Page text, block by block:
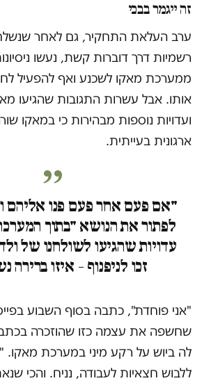
זה ייגמר בבכי
ערב העלאת התחקיר, גם לאחר
רשמיות דרך דוברות קשת, נעשו
ממערכת מאקו לשכנע ואף להפעיל
אותו. אבל עשרות התגובות שהגיעו
ועדויות נוספות מבהירות כי במאקו
ארגונית בעייתית.
"אם פעם אחר פעם פנו אליהם
לפתור את הנושא "בתוך
עדויות שהגיעו לשולחנו של
זכו לניפנוף – איזו
"אני פוחדת", כתבה בסוף השבוע
שחשפה את עצמה כזו שהוזכרה
לה ביוש על רקע מיני במערכת מאקו.
ללבוש חצאיות לעבודה, נניח. והכי